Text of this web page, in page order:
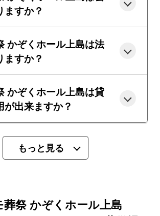
ますか？
かぞくホール上島は法
ますか？
かぞくホール上島は貸
が出来ますか？
もっと見る
祭 かぞくホール上島